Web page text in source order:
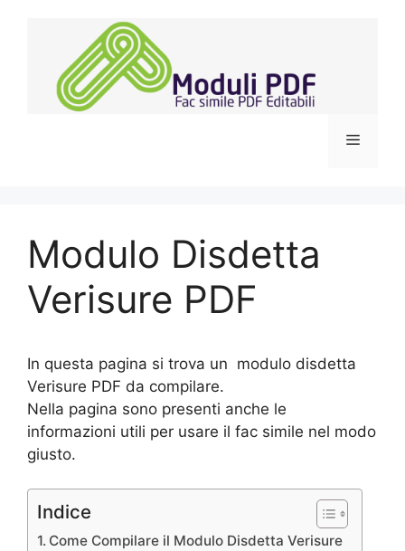
Menu
Modulo Disdetta
Verisure PDF
In questa pagina si trova un modulo disdetta
Verisure PDF da compilare.
Nella pagina sono presenti anche le
informazioni utili per usare il fac simile nel modo
giusto.
Indice
Come Compilare il Modulo Disdetta Verisure